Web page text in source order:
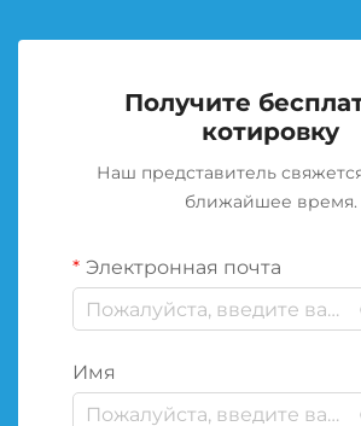
Получите
котировку
Наш представитель
ближайшее время.
Электронная почта
Имя